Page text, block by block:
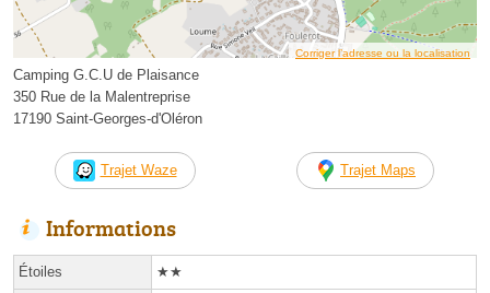
Corriger l’adresse ou la localisation
Camping G.C.U de Plaisance
350 Rue de la Malentreprise
17190 Saint-Georges-d'Oléron
Trajet Waze Trajet Maps
Informations
Étoiles ★★